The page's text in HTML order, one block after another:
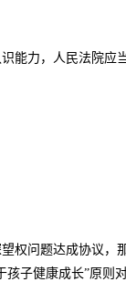
力，人民法院应
问题达成协议，那
子健康成长”原则